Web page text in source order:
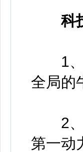
科
1、
全局的
2、
第一动